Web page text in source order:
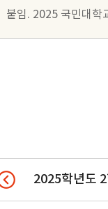
붙임. 2025 국민대학
2025학년도